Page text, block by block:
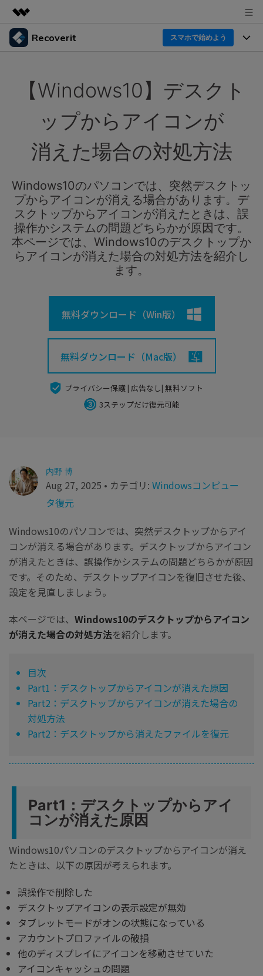
製品
企業情報
プラン＆価格
サポート
Recoverit スマホで始めよう
Recoverit for Windows
Windowsデータ復元ならRecoverit！確実な復元技術と
スマホで始めよう
Recoverit for Mac
AI
Macの大切なデータを制限なく完全復元
スマホで始めよう
Recoverit 無料版
スマホで始めよう
機能一覧
ドライブから復元
削除されたメディアを復元
独自の復元ソリューション 新着
ドキュメントを復元
データ損失のシナリオ
すべての機能を確認
データ復元事例
データ復元
外付けデバイス復元
パソコン復元
その他の復元
Recoveritとは
データ復元の専門家
カスタマーストーリー
人気内容
Recoveritをよりよく活用
操作ガイド
ログイン
search
【Windows10】デスクト
ップからアイコンが
消えた場合の対処方法
Windows10のパソコンでは、突然デスクトッ
プからアイコンが消える場合があります。デ
スクトップからアイコンが消えたときは、誤
操作かシステムの問題どちらかが原因です。
本ページでは、Windows10のデスクトップか
らアイコンが消えた場合の対処方法を紹介し
ます。
無料ダウンロード（Win版）
無料ダウンロード（Mac版）
プライバシー保護 | 広告なし| 無料ソフト
3ステップだけ復元可能
内野 博
Aug 27, 2025 • カテゴリ: Windowsコンピュー
タ復元
Windows10のパソコンでは、突然デスクトップからアイ
コンが消える場合があります。デスクトップからアイコン
が消えたときは、誤操作かシステムの問題どちらかが原因
です。そのため、デスクトップアイコンを復旧させた後、
設定を見直しましょう。
本ページでは、 Windows10のデスクトップからアイコン
が消えた場合の対処方法を紹介します。
目次
Part1：デスクトップからアイコンが消えた原因
Part2：デスクトップからアイコンが消えた場合の
対処方法
Part2：デスクトップから消えたファイルを復元
Part1：デスクトップからアイ
コンが消えた原因
Windows10パソコンのデスクトップからアイコンが消え
たときは、以下の原因が考えられます。
誤操作で削除した
デスクトップアイコンの表示設定が無効
タブレットモードがオンの状態になっている
アカウントプロファイルの破損
他のディスプレイにアイコンを移動させていた
アイコンキャッシュの問題